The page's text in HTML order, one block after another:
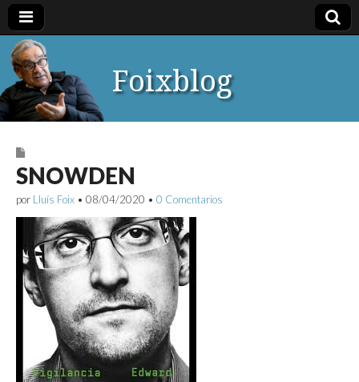
Foixblog
SNOWDEN
por Lluís Foix • 08/04/2020 • 0 Comentarios